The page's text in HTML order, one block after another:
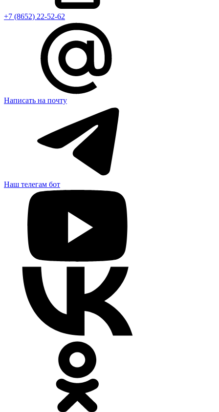
+7 (8652) 22-52-62
Написать на почту
Наш телегам бот